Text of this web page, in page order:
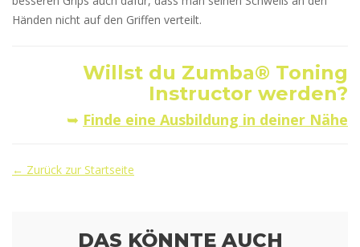
Händen nicht auf den Griffen verteilt.
Willst du Zumba® Toning
Instructor werden?
➥ Finde eine Ausbildung in deiner Nähe
← Zurück zur Startseite
DAS KÖNNTE AUCH